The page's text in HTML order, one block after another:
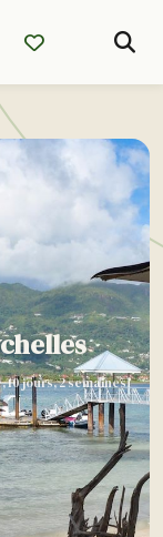
jours, 2 semaines